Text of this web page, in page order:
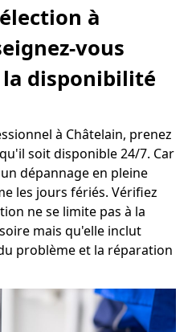
à
vous
disponibilité
à Châtelain, prenez
soit disponible 24/7. Car
dépannage en pleine
les jours fériés. Vérifiez
ne se limite pas à la
mais qu'elle inclut
problème et la réparation